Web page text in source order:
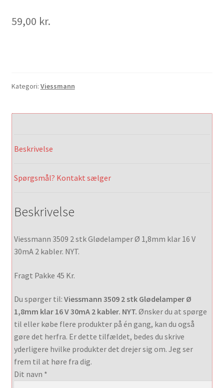
59,00 kr.
Kategori: Viessmann
Beskrivelse
Spørgsmål? Kontakt sælger
Beskrivelse
Viessmann 3509 2 stk Glødelamper Ø 1,8mm klar 16 V
30mA 2 kabler. NYT.
Fragt Pakke 45 Kr.
Du spørger til: Viessmann 3509 2 stk Glødelamper Ø
1,8mm klar 16 V 30mA 2 kabler. NYT. Ønsker du at spørge
til eller købe flere produkter på én gang, kan du også
gøre det herfra. Er dette tilfældet, bedes du skrive
yderligere hvilke produkter det drejer sig om. Jeg ser
frem til at høre fra dig.
Dit navn *